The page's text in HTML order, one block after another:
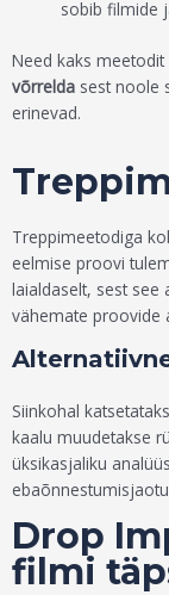
sobib filmide
Need kaks
võrrelda sest noole
erinevad.
Treppimeetodiga
eelmise proovi
laialdaselt, sest see
vähemate proovide
Siinkohal
kaalu muudetakse
üksikasjaliku
Drop
filmi